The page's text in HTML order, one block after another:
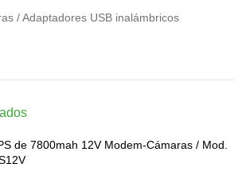
/ Adaptadores USB inalámbricos
de 7800mah 12V Modem-Cámaras / Mod.